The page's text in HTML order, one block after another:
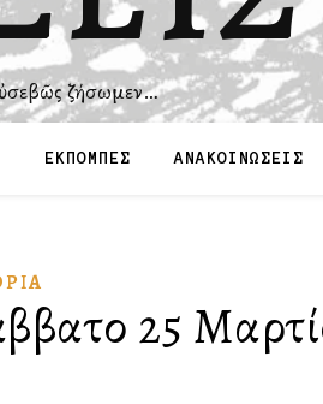
ζήσωμεν…
ΕΚΠΟΜΠΕΣ ΑΝΑΚΟΙΝΩΣΕΙΣ
25